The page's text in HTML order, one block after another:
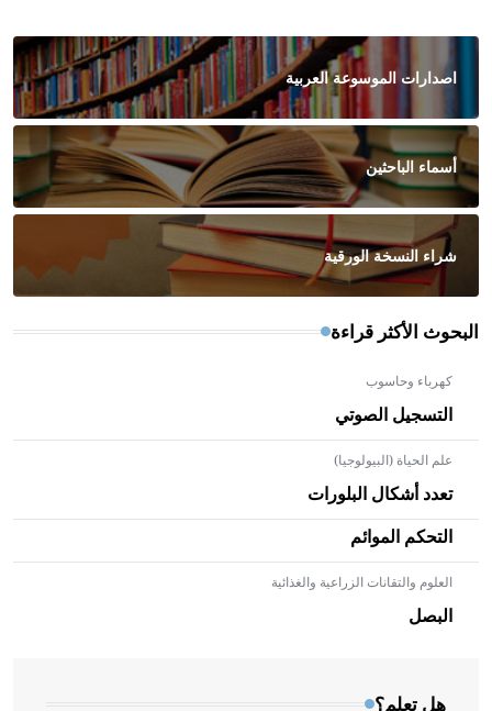
اصدارات الموسوعة العربية
أسماء الباحثين
شراء النسخة الورقية
البحوث الأكثر قراءة
كهرباء وحاسوب
التسجيل الصوتي
علم الحياة (البيولوجيا)
تعدد أشكال البلورات
التحكم الموائم
العلوم والتقانات الزراعية والغذائية
البصل
هل تعلم؟
- هل تعلم أن الأبلق نوع من الفنون الهندسية التي ارتبطت
بالعمارة الإسلامية في بلاد الشام ومصر خاصة، حيث يحرص
المعمار على بناء مداميكه وخاصة في الواجهات